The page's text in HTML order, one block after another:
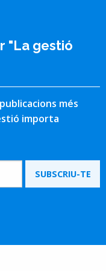
"La gestió
més
importa